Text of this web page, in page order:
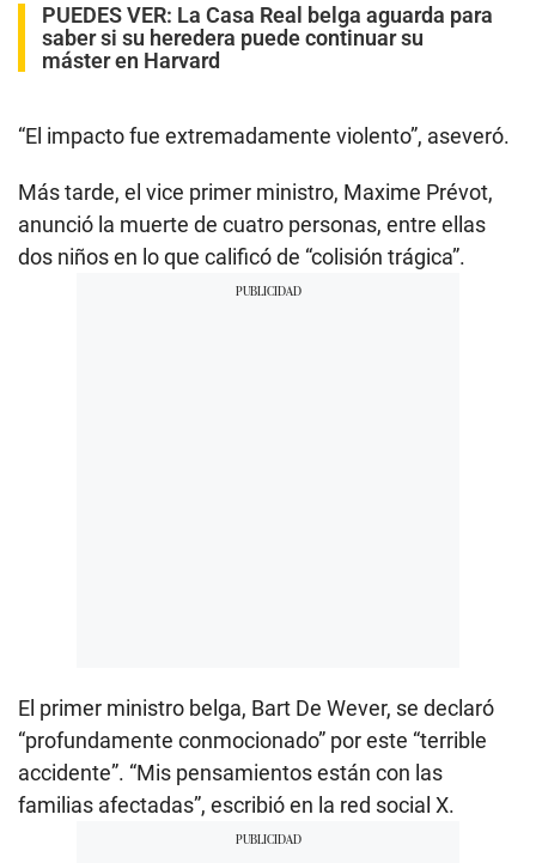
PUEDES VER: La Casa Real belga aguarda para
saber si su heredera puede continuar su
máster en Harvard
“El impacto fue extremadamente violento”, aseveró.
Más tarde, el vice primer ministro, Maxime Prévot,
anunció la muerte de cuatro personas, entre ellas
dos niños en lo que calificó de “colisión trágica”.
El primer ministro belga, Bart De Wever, se declaró
“profundamente conmocionado” por este “terrible
accidente”. “Mis pensamientos están con las
familias afectadas”, escribió en la red social X.